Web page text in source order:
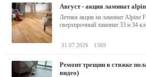
август - акция ламинат
Летняя акция на ламинат Alpine
сверхпрочный ламинат 33 и 34
31.07.2026 1569
ремонт трещин в стяжке пола своими руками (фото,
видео)